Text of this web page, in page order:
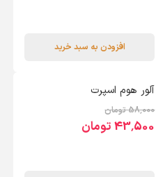
افزودن به سبد خرید
آلور هوم اسپرت
58٬000 تومان
43٬500 تومان